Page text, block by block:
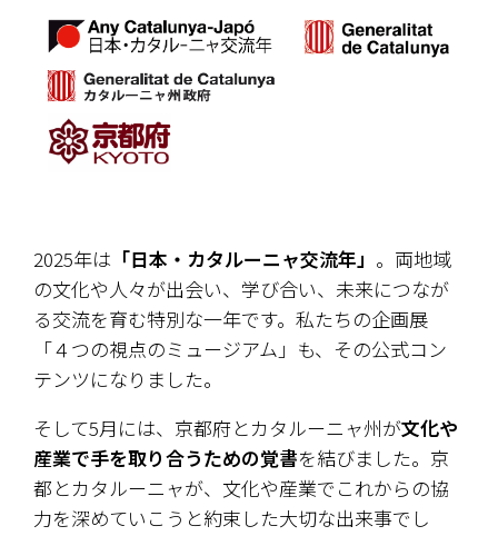
2025年は 「日本・カタルーニャ交流年」 。両地域
の文化や人々が出会い、学び合い、未来につなが
る交流を育む特別な一年です。私たちの企画展
「４つの視点のミュージアム」も、その公式コン
テンツになりました。
そして5月には、京都府とカタルーニャ州が文化や
産業で手を取り合うための覚書を結びました。京
都とカタルーニャが、文化や産業でこれからの協
力を深めていこうと約束した大切な出来事でし